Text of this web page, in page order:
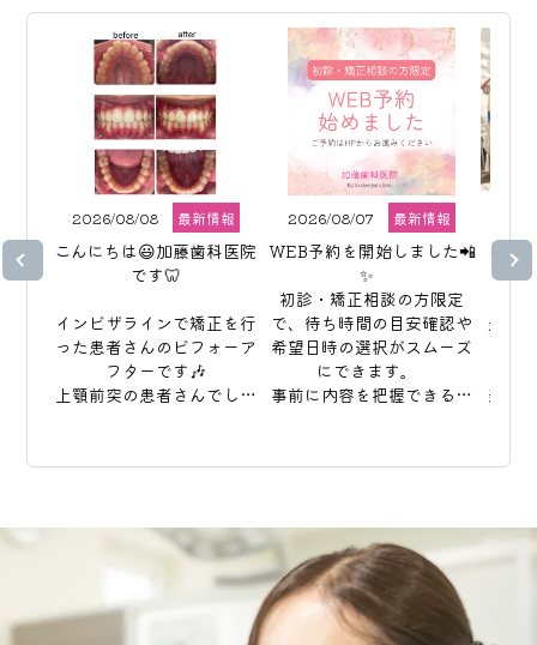
2026/08/08 最新情報
こんにちは😃加藤歯科医院
です🦷
インビザラインで矯正を行
った患者さんのビフォーア
フターです🎶
上顎前突の患者さんでした
歯と歯の間の隙間も改善さ
そこまで歯並びは悪くない
けど、ちょっとここ
と少しだけ気になる！とい
2026/08/07 最新情報
WEB予約を開始しました📲
✨
初診・矯正相談の方限定
で、待ち時間の目安確認や
希望日時の選択がスムーズ
にできます。
事前に内容を把握できるの
ご来院前の準備にもお役立
こん
先日
美味
気も
ジし
も元